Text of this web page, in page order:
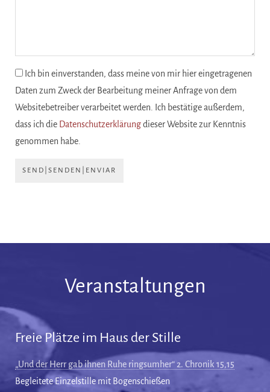
Ich bin einverstanden, dass meine von mir hier eingetragenen
Daten zum Zweck der Bearbeitung meiner Anfrage von dem
Websitebetreiber verarbeitet werden. Ich bestätige außerdem,
dass ich die Datenschutzerklärungdieser Website zur Kenntnis
genommen habe.
SEND|SENDEN|ENVIAR
Veranstaltungen
Freie Plätze im Haus der Stille
„Und der Herr gab ihnen Ruhe ringsumher“ 2. Chronik 15,15
Begleitete Einzelstille mit Bogenschießen